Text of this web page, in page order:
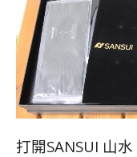
打開SANSUI 山